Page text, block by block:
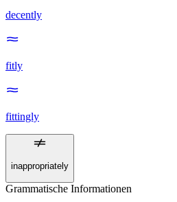
decently
fitly
fittingly
inappropriately
Grammatische Informationen